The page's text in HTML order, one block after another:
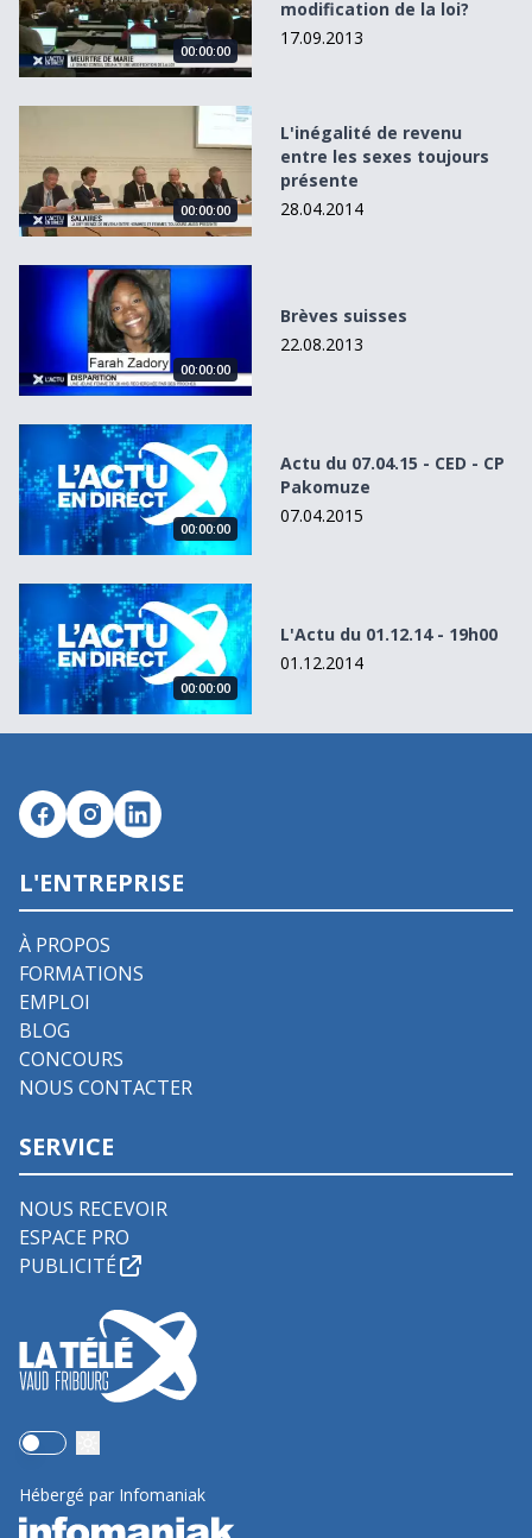
00:00:00
modification de la loi?
17.09.2013
L&#039;inégalité de revenu entre les sexes toujours
00:00:00
L'inégalité de revenu
entre les sexes toujours
présente
28.04.2014
Brèves suisses
00:00:00
Brèves suisses
22.08.2013
Actu du 07.04.15 - CED - CP Pakomuze
00:00:00
Actu du 07.04.15 - CED - CP
Pakomuze
07.04.2015
L&#039;Actu du 01.12.14 - 19h00
00:00:00
L'Actu du 01.12.14 - 19h00
01.12.2014
L'ENTREPRISE
À PROPOS
FORMATIONS
EMPLOI
BLOG
CONCOURS
NOUS CONTACTER
SERVICE
NOUS RECEVOIR
ESPACE PRO
PUBLICITÉ
Use setting
Hébergé par Infomaniak